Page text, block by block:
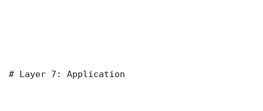
# Layer 7: Application